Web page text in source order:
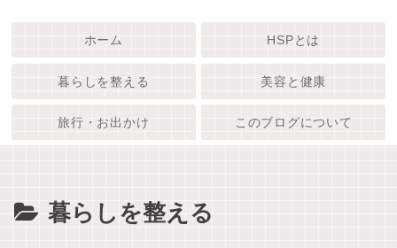
ホーム HSPとは
暮らしを整える 美容と健康
旅行・お出かけ このブログについて
暮らしを整える